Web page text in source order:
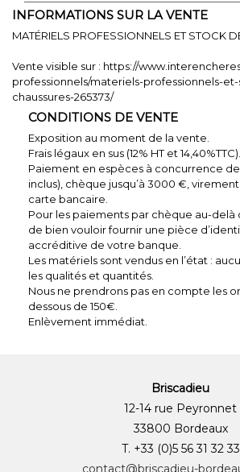
INFORMATIONS SUR LA VENTE
MATÉRIELS PROFESSIONNELS ET STOCK
Vente visible sur : https://
professionnels/materiels-professionnels-
chaussures-265373/
CONDITIONS DE VENTE
Exposition au moment de la vente.
Frais légaux en sus (12% HT et 14,40%TTC).
Paiement en espèces à concurrence de
inclus), chèque jusqu’à 3000 €,
carte bancaire.
Pour les paiements par chèque au-
de bien vouloir fournir une pièce
accréditive de votre banque.
Les matériels sont vendus en l’état :
les qualités et quantités.
Nous ne prendrons pas en compte les
dessous de 150€.
Enlèvement immédiat.
Briscadieu
12-14 rue Peyronnet
33800 Bordeaux
T. +33 (0)5 56 31 32 33
contact@briscadieu-